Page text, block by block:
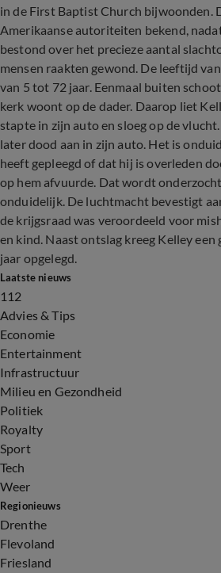
in de First Baptist Church bijwoonden.
Amerikaanse autoriteiten bekend,
bestond over het precieze aantal
mensen raakten gewond. De leeftijd
van 5 tot 72 jaar. Eenmaal buiten
kerk woont op de dader. Daarop liet
stapte in zijn auto en sloeg op de
later dood aan in zijn auto. Het is
heeft gepleegd of dat hij is overleden
op hem afvuurde. Dat wordt
onduidelijk. De luchtmacht bevestigt
de krijgsraad was veroordeeld voor
en kind. Naast ontslag kreeg Kelley een
jaar opgelegd.
Laatste nieuws
112
Advies & Tips
Economie
Entertainment
Infrastructuur
Milieu en Gezondheid
Politiek
Royalty
Sport
Tech
Weer
Regionieuws
Drenthe
Flevoland
Friesland